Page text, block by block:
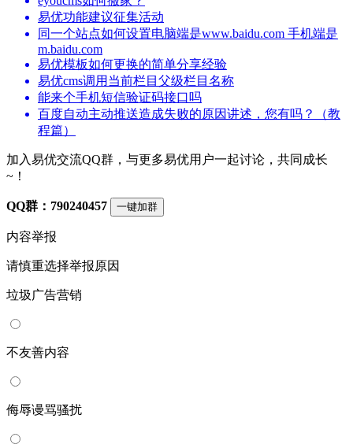
易优功能建议征集活动
同一个站点如何设置电脑端是www.baidu.com 手机端是
m.baidu.com
易优模板如何更换的简单分享经验
易优cms调用当前栏目父级栏目名称
能来个手机短信验证码接口吗
百度自动主动推送造成失败的原因讲述，您有吗？（教
程篇）
加入易优交流QQ群，与更多易优用户一起讨论，共同成长
~！
QQ群：790240457 一键加群
内容举报
请慎重选择举报原因
垃圾广告营销
不友善内容
侮辱谩骂骚扰